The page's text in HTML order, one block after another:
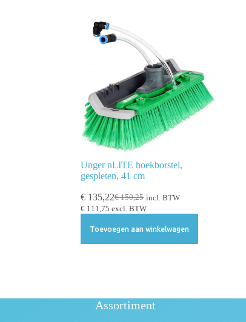
Unger nLITE hoekborstel,
gespleten, 41 cm
€150,25
€ 135,22
incl. BTW
€ 111,75 excl. BTW
Toevoegen aan winkelwagen
Assortiment